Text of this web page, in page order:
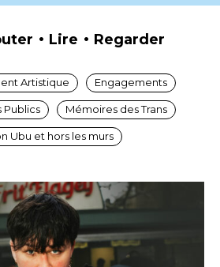
Lire Regarder
Artistique Engagements
Publics Mémoires des Trans
Ubu et hors les murs